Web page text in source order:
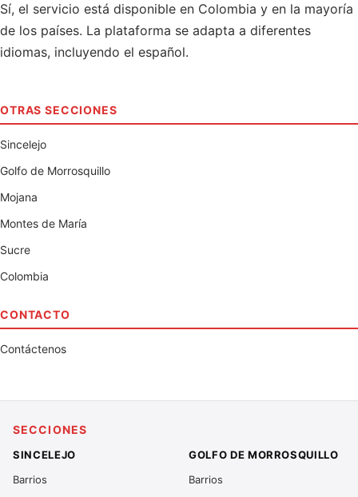
Sí, el servicio está disponible en Colombia y en la mayoría
de los países. La plataforma se adapta a diferentes
idiomas, incluyendo el español.
OTRAS SECCIONES
Sincelejo
Golfo de Morrosquillo
Mojana
Montes de María
Sucre
Colombia
CONTACTO
Contáctenos
SECCIONES
SINCELEJO
Barrios
GOLFO DE MORROSQUILLO
Barrios